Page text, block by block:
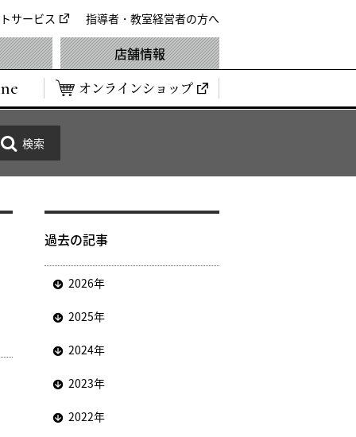
サービス 指導者・教室経営者の方へ
オンラインショップ
店舗情報
過去の記事
2026年
2025年
2024年
2023年
2022年